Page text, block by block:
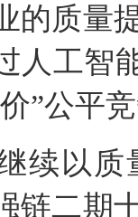
的质量
人工智
”公平
续以
链二期